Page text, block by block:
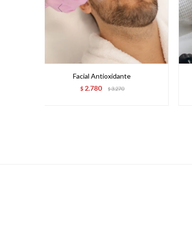
Facial Antioxidante
$ 2.780 $3.270